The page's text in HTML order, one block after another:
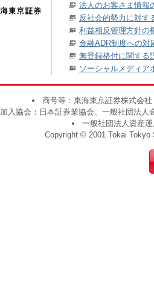
法人のお客さま情報
反社会的勢力に対す
利益相反管理方針の
金融ADR制度への対
無登録格付に関する
ソーシャルメディア
商号等：東海東京証券株式会
加入協会：日本証券業協会、一般社団法
一般社団法人資産
Copyright © 2001 Tokai